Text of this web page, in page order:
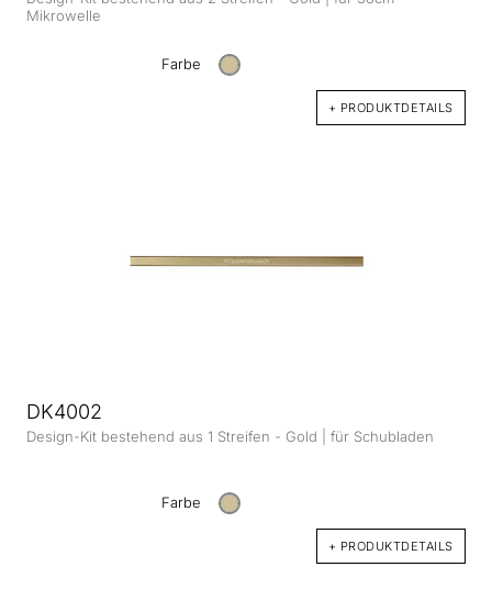
Mikrowelle
Farbe
+ PRODUKTDETAILS
DK4002
Design-Kit bestehend aus 1 Streifen - Gold | für Schubladen
Farbe
+ PRODUKTDETAILS